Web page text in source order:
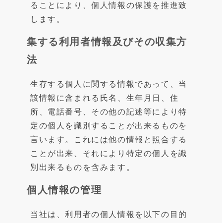
ることにより、個人情報の保護を推進致
します。
集する利用者情報及びその収集方
法
生存する個人に関する情報であって、当
該情報に含まれる氏名、生年月日、住
所、電話番号、その他の記述等により特
定の個人を識別することが出来るものを
言います。これには他の情報と照合する
ことが出来、それにより特定の個人を識
別出来るものを含みます。
個人情報の管理
当社は、利用者の個人情報を以下の目的